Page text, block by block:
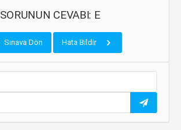
SORUNUN CEVABI: E
Sınava Dön Hata Bildir